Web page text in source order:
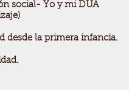
social- Yo y mi DUA
desde la primera infancia.